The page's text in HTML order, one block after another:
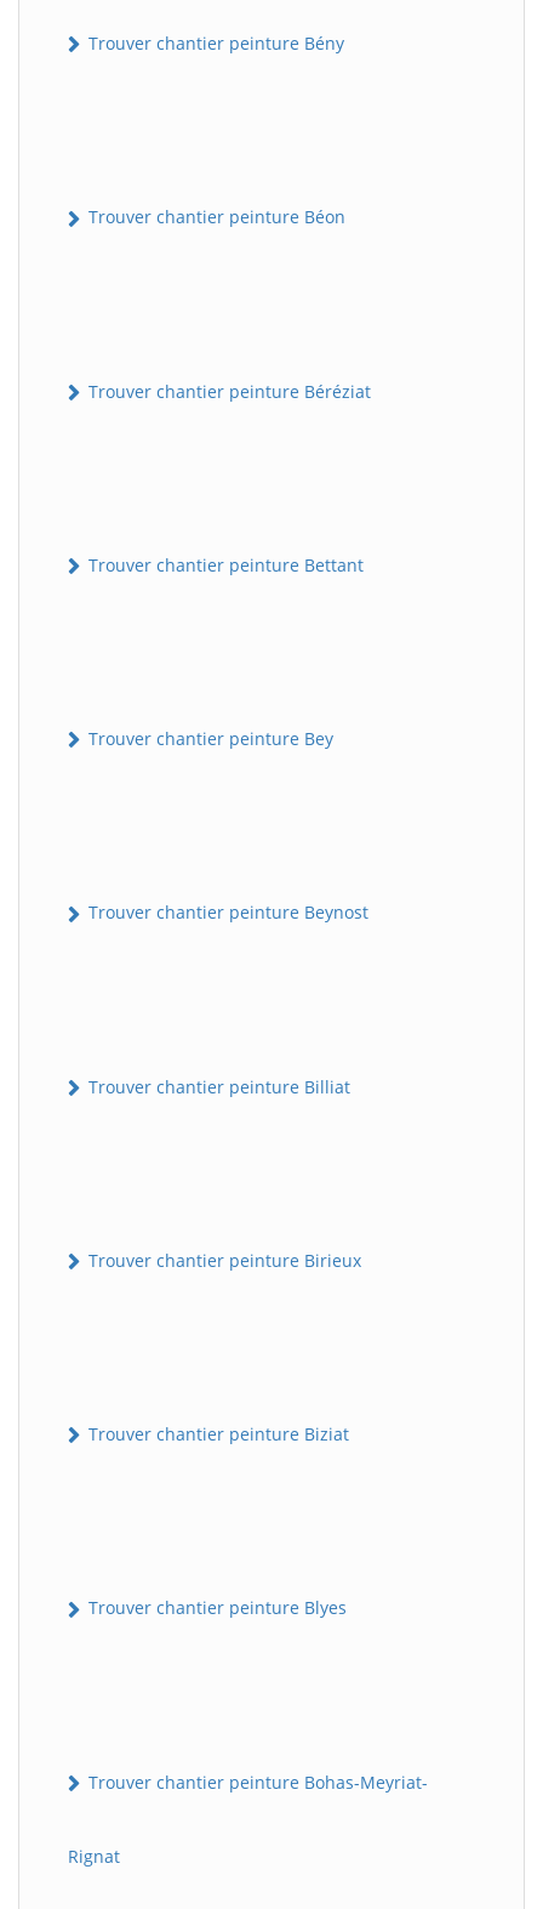
Trouver chantier peinture Bény
Trouver chantier peinture Béon
Trouver chantier peinture Béréziat
Trouver chantier peinture Bettant
Trouver chantier peinture Bey
Trouver chantier peinture Beynost
Trouver chantier peinture Billiat
Trouver chantier peinture Birieux
Trouver chantier peinture Biziat
Trouver chantier peinture Blyes
Trouver chantier peinture Bohas-Meyriat-
Rignat